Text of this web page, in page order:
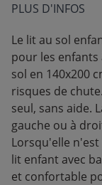
PLUS D'INFOS
Le lit au sol
pour les enfants
sol en 140x200
risques de
seul, sans aide.
gauche ou à
Lorsqu'elle
lit enfant avec
et confortable